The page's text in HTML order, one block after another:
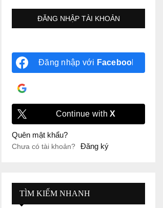
Đăng nhập với Facebook
Continue withX
Quên mật khẩu?
Chưa có tài khoản? Đăng ký
TÌM KIẾM NHANH